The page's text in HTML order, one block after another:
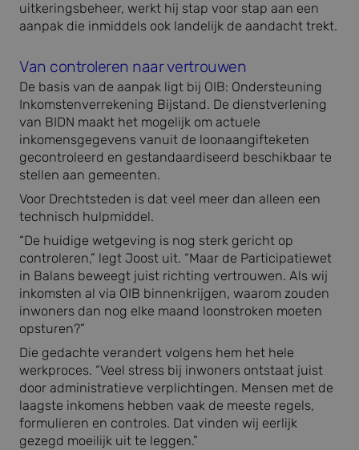
uitkeringsbeheer, werkt hij stap voor stap aan een
aanpak die inmiddels ook landelijk de aandacht trekt.
Van controleren naar vertrouwen
De basis van de aanpak ligt bij OIB: Ondersteuning
Inkomstenverrekening Bijstand. De dienstverlening
van BIDN maakt het mogelijk om actuele
inkomensgegevens vanuit de loonaangifteketen
gecontroleerd en gestandaardiseerd beschikbaar te
stellen aan gemeenten.
Voor Drechtsteden is dat veel meer dan alleen een
technisch hulpmiddel.
“De huidige wetgeving is nog sterk gericht op
controleren,” legt Joost uit. “Maar de Participatiewet
in Balans beweegt juist richting vertrouwen. Als wij
inkomsten al via OIB binnenkrijgen, waarom zouden
inwoners dan nog elke maand loonstroken moeten
opsturen?”
Die gedachte verandert volgens hem het hele
werkproces. “Veel stress bij inwoners ontstaat juist
door administratieve verplichtingen. Mensen met de
laagste inkomens hebben vaak de meeste regels,
formulieren en controles. Dat vinden wij eerlijk
gezegd moeilijk uit te leggen.”